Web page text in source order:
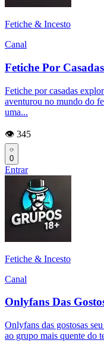
Fetiche & Incesto
Canal
Fetiche Por Casadas
Fetiche por casadas
aventurou no mundo do
uma...
👁️ 345
0
Entrar
Fetiche & Incesto
Canal
Onlyfans Das
Onlyfans das gostosas
ao grupo mais quente do